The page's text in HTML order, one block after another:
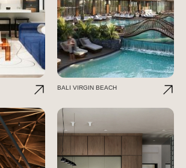
BALI VIRGIN BEACH